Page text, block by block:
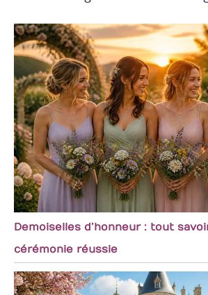
esthétique
les invitations
cadeaux d'invités
les
s'harmonisant
parfaitement
décor rustique
minimaliste. Lors
fête, le soin
aux détails fait
la différence,
qualité de ce
présentoir
de l'attention
chaque aspect
l'événement
Demoiselles d’honneur : tout
cérémonie réussie